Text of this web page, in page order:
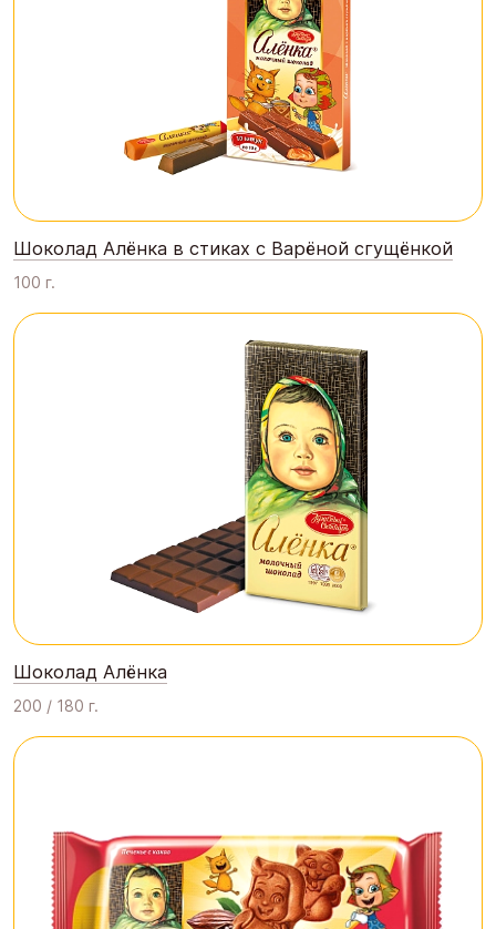
Шоколад Алёнка в стиках с Варёной сгущёнкой
100 г.
Шоколад Алёнка
200 / 180 г.